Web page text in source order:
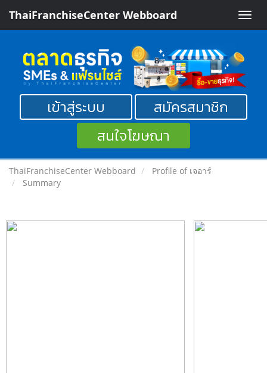
Toggle
ThaiFranchiseCenter Webboard
เข้าสู่ระบบ
สมัครสมาชิก
สนใจโฆษณา
ThaiFranchiseCenter Webboard
Profile of เจอาร์
Summary